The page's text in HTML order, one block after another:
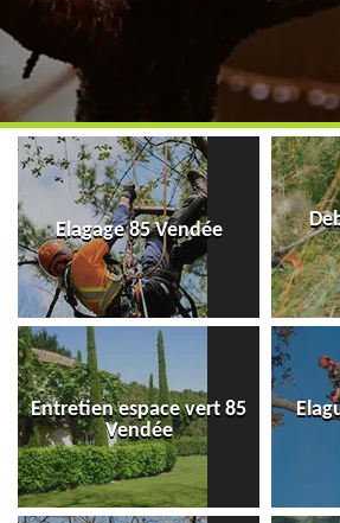
Elagage 85 Vendée
Entretien espace vert 85
Vendée